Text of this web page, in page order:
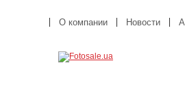
О компании Новости